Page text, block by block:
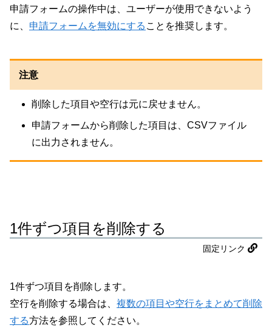
申請フォームの操作中は、ユーザーが使用できないよう
に、 申請フォームを無効にする ことを推奨します。
注意
削除した項目や空行は元に戻せません。
申請フォームから削除した項目は、CSVファイル
に出力されません。
1件ずつ項目を削除する
固定リンク
1件ずつ項目を削除します。
空行を削除する場合は、 複数の項目や空行をまとめて削除
する方法を参照してください。